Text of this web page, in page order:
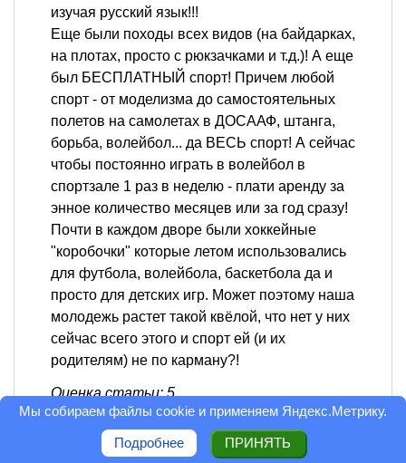
изучая русский язык!!!
Еще были походы всех видов (на байдарках,
на плотах, просто с рюкзачками и т.д.)! А еще
был БЕСПЛАТНЫЙ спорт! Причем любой
спорт - от моделизма до самостоятельных
полетов на самолетах в ДОСААФ, штанга,
борьба, волейбол... да ВЕСЬ спорт! А сейчас
чтобы постоянно играть в волейбол в
спортзале 1 раз в неделю - плати аренду за
энное количество месяцев или за год сразу!
Почти в каждом дворе были хоккейные
"коробочки" которые летом использовались
для футбола, волейбола, баскетбола да и
просто для детских игр. Может поэтому наша
молодежь растет такой квёлой, что нет у них
сейчас всего этого и спорт ей (и их
родителям) не по карману?!
Оценка статьи: 5
Ответить
Мы собираем файлы cookie и применяем Яндекс.Метрику.
Подробнее ПРИНЯТЬ